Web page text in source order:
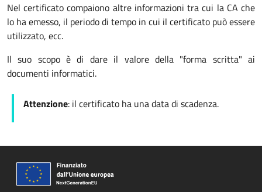
Nel certificato compaiono altre informazioni tra cui la CA che
lo ha emesso, il periodo di tempo in cui il certificato può essere
utilizzato, ecc.
Il suo scopo è di dare il valore della "forma scritta" ai
documenti informatici.
Attenzione: il certificato ha una data di scadenza.